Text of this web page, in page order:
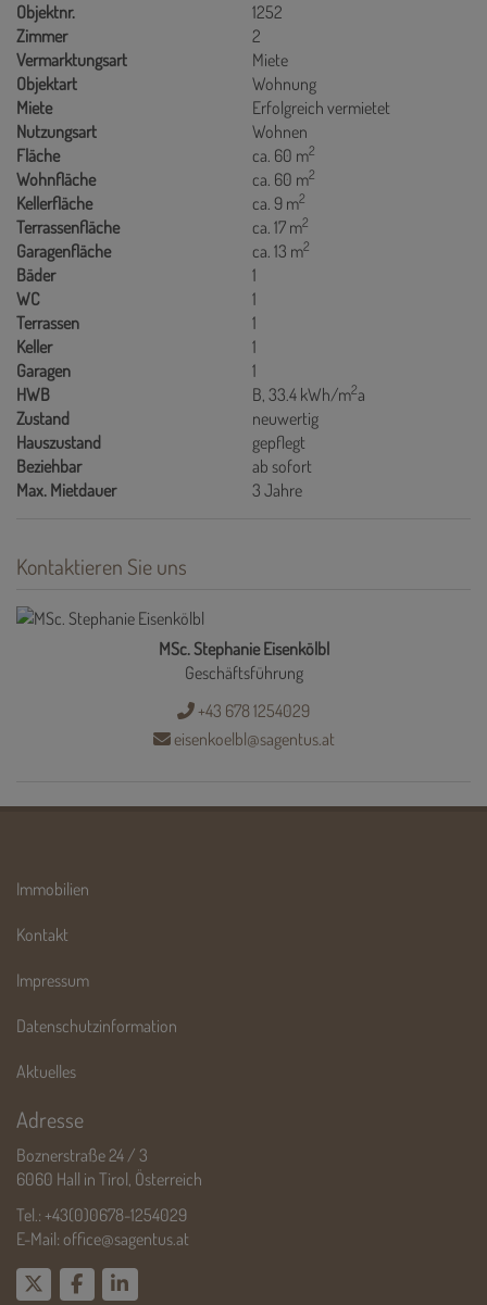
Objektnr.
1252
Zimmer
2
Vermarktungsart
Miete
Objektart
Wohnung
Miete
Erfolgreich vermietet
Nutzungsart
Wohnen
Fläche
ca. 60 m2
Wohnfläche ca. 60 m2
Kellerfläche ca. 9 m2
Terrassenfläche ca. 17 m2
Garagenfläche ca. 13 m2
Bäder
1
WC
1
Terrassen
1
Keller
1
Garagen
1
HWB
B, 33.4 kWh/m2a
Zustand
neuwertig
Hauszustand
gepflegt
Beziehbar
ab sofort
Max. Mietdauer
3 Jahre
Kontaktieren Sie uns
MSc. Stephanie Eisenkölbl
Geschäftsführung
+43 678 1254029
eisenkoelbl@sagentus.at
Immobilien
Kontakt
Impressum
Datenschutzinformation
Aktuelles
Adresse
Boznerstraße 24 / 3
6060 Hall in Tirol, Österreich
Tel.: +43(0)0678-1254029
E-Mail: office@sagentus.at